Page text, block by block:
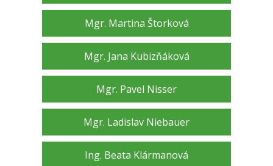
Mgr. Martina Štorková
Mgr. Jana Kubizňáková
Mgr. Pavel Nisser
Mgr. Ladislav Niebauer
Ing. Beata Klármanová